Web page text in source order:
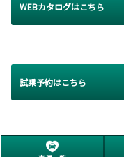
WEBカタログはこちら
試乗予約はこちら